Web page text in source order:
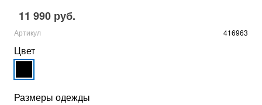
11 990 руб.
Артикул 416963
Цвет
Размеры одежды